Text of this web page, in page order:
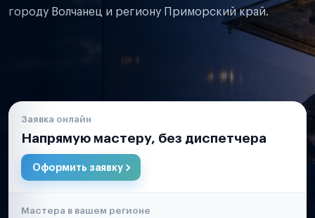
городу Волчанец и региону Приморский край.
Заявка онлайн
Напрямую мастеру, без диспетчера
Оформить заявку
Мастера в вашем регионе